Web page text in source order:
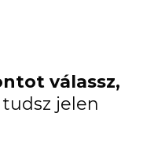
válassz,
jelen